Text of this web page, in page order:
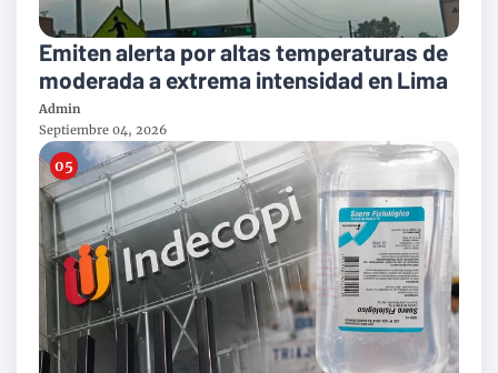
Emiten alerta por altas temperaturas de
moderada a extrema intensidad en Lima
Admin
Septiembre 04, 2026